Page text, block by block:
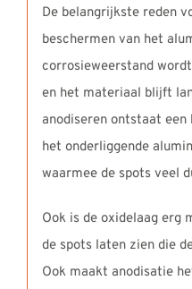
De belangrijkste reden
beschermen van het
corrosieweerstand
en het materiaal blijft
anodiseren ontstaat
het onderliggende
waarmee de spots veel
Ook is de oxidelaag erg
de spots laten zien die
Ook maakt anodisatie